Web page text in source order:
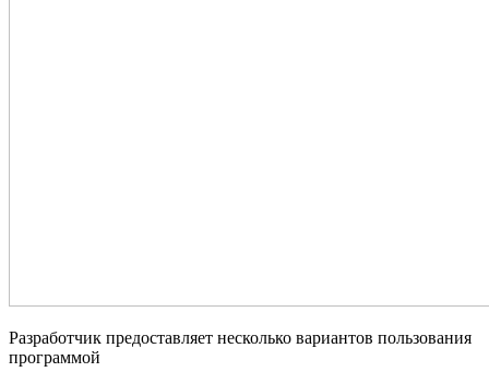
Разработчик предоставляет несколько вариантов пользования
программой